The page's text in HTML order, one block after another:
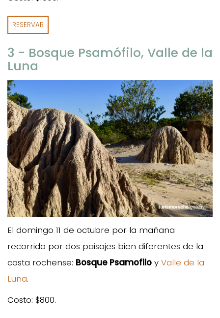
RESERVAR
3 - Bosque Psamófilo, Valle de la
Luna
El domingo 11 de octubre por la mañana
recorrido por dos paisajes bien diferentes de la
costa rochense: Bosque Psamofilo y Valle de la
Luna.
Costo: $800.